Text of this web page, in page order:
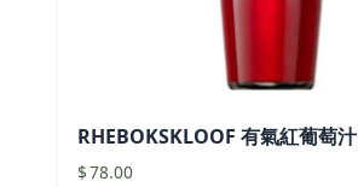
RHEBOKSKLOOF 有氣紅葡萄汁
$78.00